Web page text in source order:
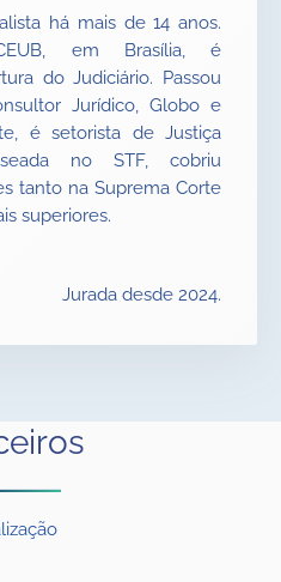
há mais de 14 anos.
em Brasília, é
do Judiciário. Passou
Jurídico, Globo e
é setorista de Justiça
no STF, cobriu
tanto na Suprema Corte
superiores.
Jurada desde 2024.